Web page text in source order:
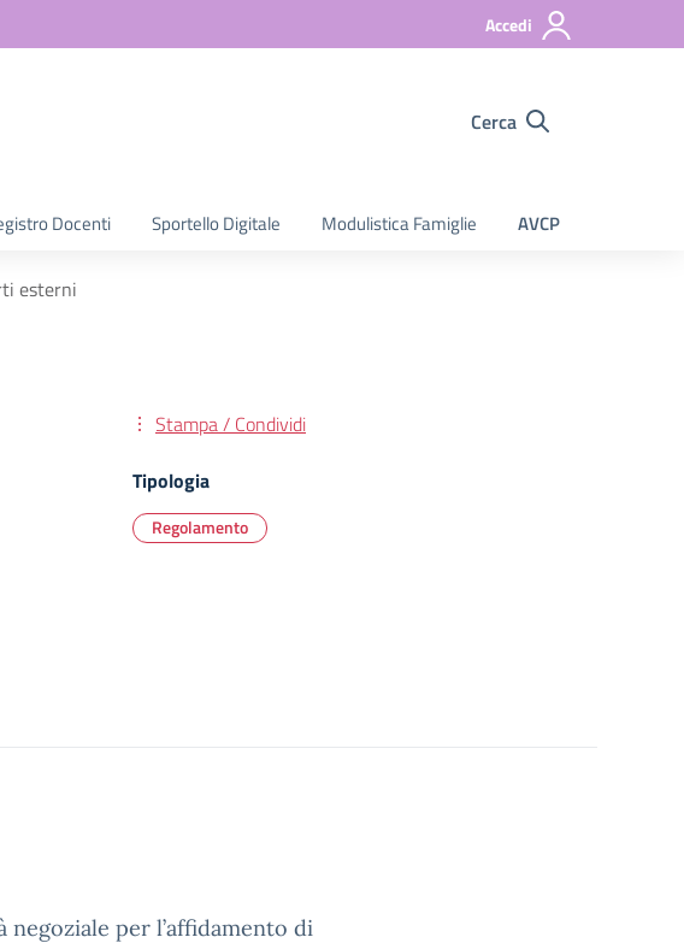
Accedi
Cerca
Docenti Sportello Digitale Modulistica Famiglie AVCP
esterni
Stampa / Condividi
Tipologia
Regolamento
per l’affidamento di